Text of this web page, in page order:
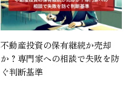
不動産投資の保有継続か売却
か？専門家への相談で失敗を防
ぐ判断基準